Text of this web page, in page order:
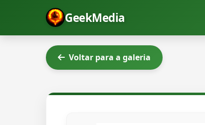
GeekMedia
Voltar para a galeria